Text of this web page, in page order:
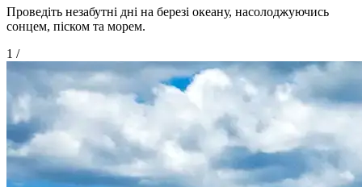
Проведіть незабутні дні на березі океану, насолоджуючись
сонцем, піском та морем.
1 /